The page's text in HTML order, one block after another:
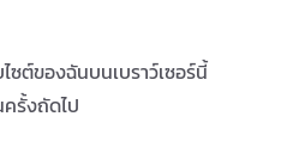
ซต์ของฉันบนเบราว์เซอร์นี้
รั้งถัดไป